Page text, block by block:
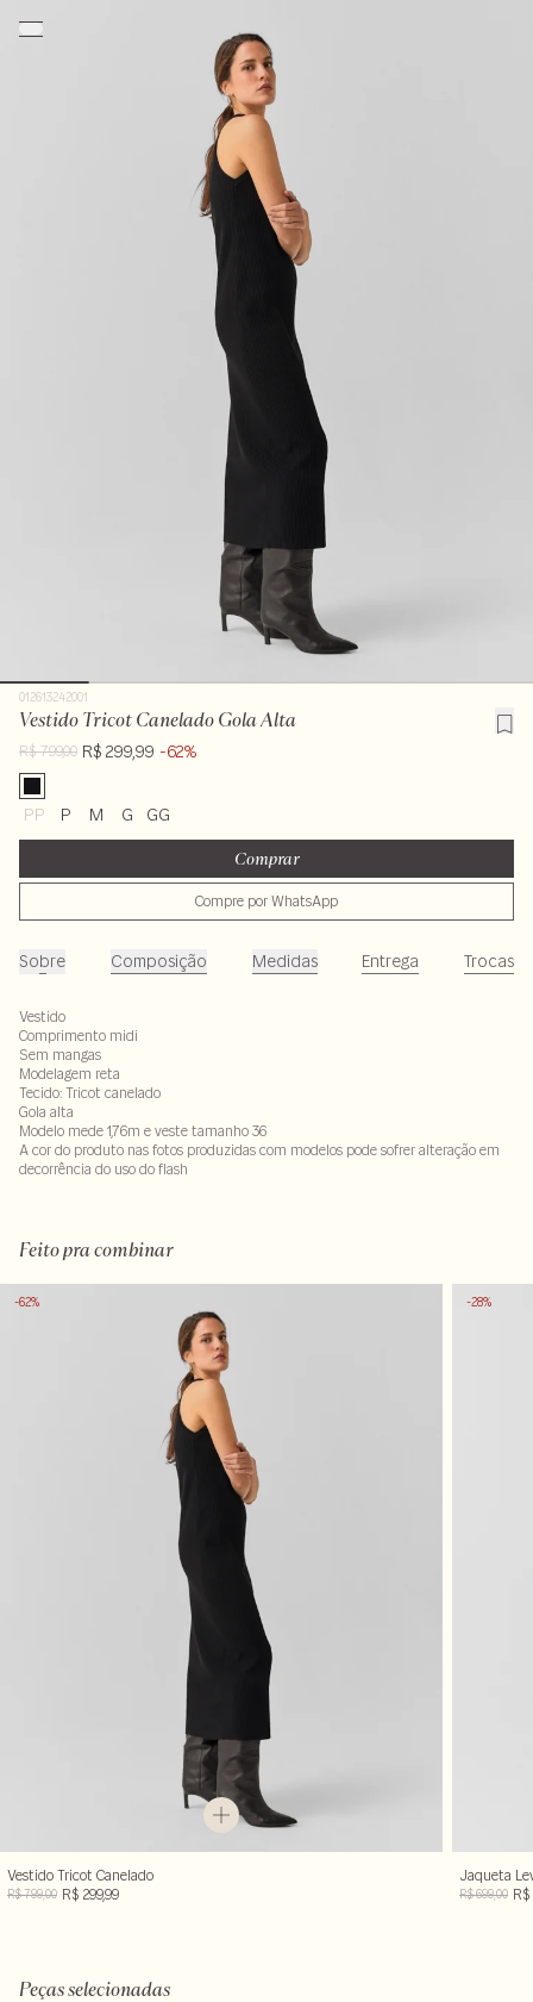
012613242001
Vestido Tricot Canelado Gola Alta
R$ 799,00 R$ 299,99 -62%
PP P M G GG
Comprar
Compre por WhatsApp
Sobre Composição Medidas Entrega Trocas
Vestido
Comprimento midi
Sem mangas
Modelagem reta
Tecido: Tricot canelado
Gola alta
Modelo mede 1,76m e veste tamanho 36
A cor do produto nas fotos produzidas com modelos pode sofrer alteração em
decorrência do uso do flash
Feito pra combinar
-62%
Vestido Tricot Canelado
R$ 799,00 R$ 299,99
-28%
Jaqueta
R$ 699,00 R$
Peças selecionadas